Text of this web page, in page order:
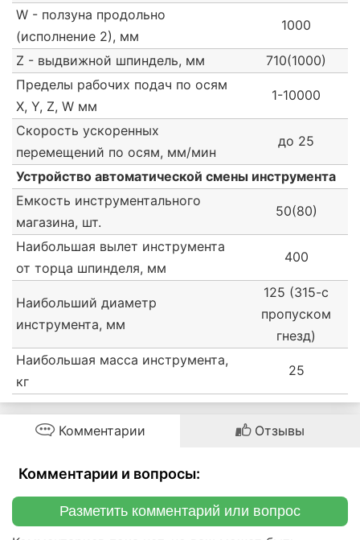
W - ползуна продольно
(исполнение 2), мм
1000
Z - выдвижной шпиндель, мм
710(1000)
Пределы рабочих подач по осям
X, Y, Z, W мм
1-10000
Скорость ускоренных
перемещений по осям, мм/мин
до 25
Устройство автоматической смены инструмента
Емкость инструментального
магазина, шт.
50(80)
Наибольшая вылет инструмента
от торца шпинделя, мм
400
Наибольший диаметр
инструмента, мм
125 (315-с
пропуском
гнезд)
Наибольшая масса инструмента,
кг
25
Комментарии Отзывы
Комментарии и вопросы:
Разметить комментарий или вопрос